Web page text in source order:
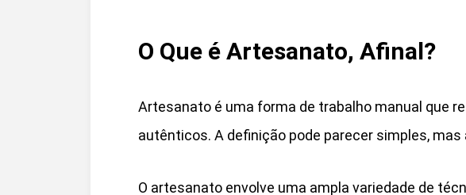
O Que é Artesanato, Afinal?
Artesanato é uma forma de trabalho manual que
autênticos. A definição pode parecer simples,
O artesanato envolve uma ampla variedade de